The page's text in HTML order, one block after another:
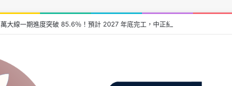
萬大線一期進度突破 85.6％！預計 2027 年底完工，中正紀念堂到中和僅 14 分鐘